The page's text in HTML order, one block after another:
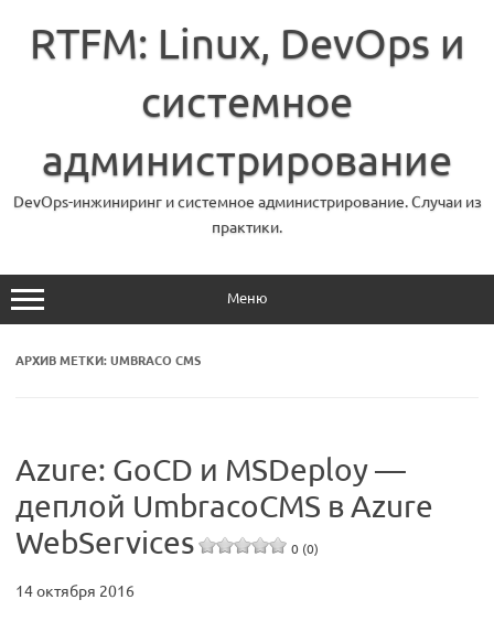
содержимому
RTFM: Linux, DevOps и
системное
администрирование
DevOps-инжиниринг и системное администрирование. Случаи из
практики.
Меню
АРХИВ МЕТКИ:UMBRACO CMS
Azure: GoCD и MSDeploy —
деплой UmbracoCMS в Azure
WebServices
0 (0)
14 октября 2016